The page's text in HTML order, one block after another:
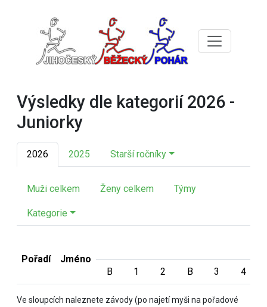
Výsledky dle kategorií 2026 -
Juniorky
2026 2025 Starší ročníky
Muži celkem Ženy celkem Týmy
Kategorie
Pořadí
Jméno
B
1 2 B 3 4
Ve sloupcích naleznete závody (po najetí myši na pořadové